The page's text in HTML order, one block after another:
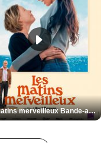
Les Matins merveilleux Bande-annonce VF